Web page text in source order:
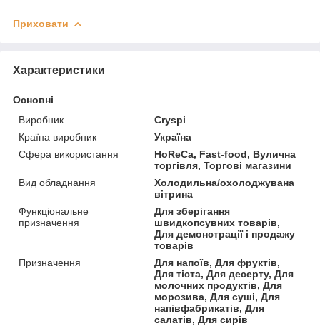
Приховати
Характеристики
Основні
Виробник
Cryspi
Країна виробник
Україна
Сфера використання
HoReCa, Fast-food, Вулична
торгівля, Торгові магазини
Вид обладнання
Холодильна/охолоджувана
вітрина
Функціональне
призначення
Для зберігання
швидкопсувних товарів,
Для демонстрації і продажу
товарів
Призначення
Для напоїв, Для фруктів,
Для тіста, Для десерту, Для
молочних продуктів, Для
морозива, Для суші, Для
напівфабрикатів, Для
салатів, Для сирів